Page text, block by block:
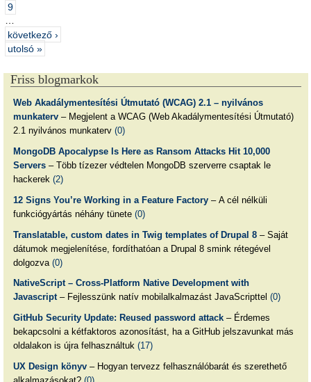
9
…
következő ›
utolsó »
Friss blogmarkok
Web Akadálymentesítési Útmutató (WCAG) 2.1 – nyilvános
munkaterv– Megjelent a WCAG (Web Akadálymentesítési Útmutató)
2.1 nyilvános munkaterv (0)
MongoDB Apocalypse Is Here as Ransom Attacks Hit 10,000
Servers– Több tízezer védtelen MongoDB szerverre csaptak le
hackerek (2)
12 Signs You’re Working in a Feature Factory– A cél nélküli
funkciógyártás néhány tünete (0)
Translatable, custom dates in Twig templates of Drupal 8– Saját
dátumok megjelenítése, fordíthatóan a Drupal 8 smink rétegével
dolgozva (0)
NativeScript – Cross-Platform Native Development with
Javascript– Fejlesszünk natív mobilalkalmazást JavaScripttel (0)
GitHub Security Update: Reused password attack– Érdemes
bekapcsolni a kétfaktoros azonosítást, ha a GitHub jelszavunkat más
oldalakon is újra felhasználtuk (17)
UX Design könyv– Hogyan tervezz felhasználóbarát és szerethető